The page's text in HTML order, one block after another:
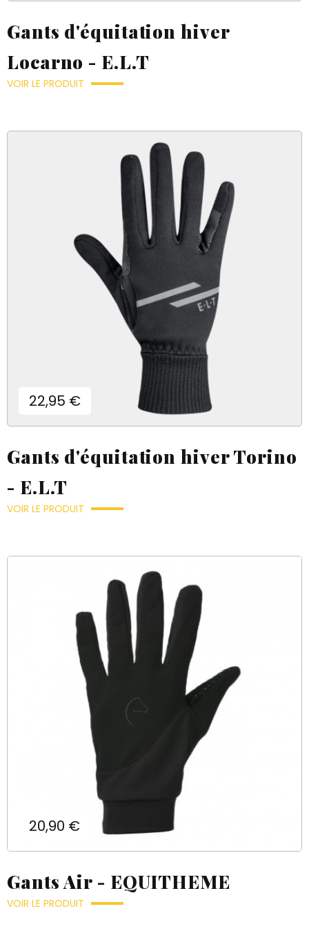
Gants d'équitation hiver
Locarno - E.L.T
VOIR LE PRODUIT
Prix
22,95 €
Gants d'équitation hiver Torino
- E.L.T
VOIR LE PRODUIT
Prix
20,90 €
Gants Air - EQUITHEME
VOIR LE PRODUIT